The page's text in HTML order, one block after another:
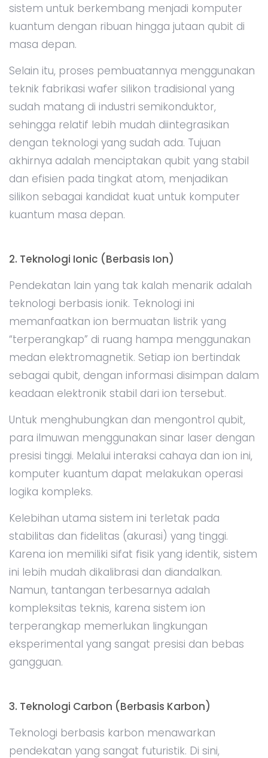
sistem untuk berkembang menjadi komputer
kuantum dengan ribuan hingga jutaan qubit di
masa depan.
Selain itu, proses pembuatannya menggunakan
teknik fabrikasi wafer silikon tradisional yang
sudah matang di industri semikonduktor,
sehingga relatif lebih mudah diintegrasikan
dengan teknologi yang sudah ada. Tujuan
akhirnya adalah menciptakan qubit yang stabil
dan efisien pada tingkat atom, menjadikan
silikon sebagai kandidat kuat untuk komputer
kuantum masa depan.
2. Teknologi Ionic (Berbasis Ion)
Pendekatan lain yang tak kalah menarik adalah
teknologi berbasis ionik. Teknologi ini
memanfaatkan ion bermuatan listrik yang
“terperangkap” di ruang hampa menggunakan
medan elektromagnetik. Setiap ion bertindak
sebagai qubit, dengan informasi disimpan dalam
keadaan elektronik stabil dari ion tersebut.
Untuk menghubungkan dan mengontrol qubit,
para ilmuwan menggunakan sinar laser dengan
presisi tinggi. Melalui interaksi cahaya dan ion ini,
komputer kuantum dapat melakukan operasi
logika kompleks.
Kelebihan utama sistem ini terletak pada
stabilitas dan fidelitas (akurasi) yang tinggi.
Karena ion memiliki sifat fisik yang identik, sistem
ini lebih mudah dikalibrasi dan diandalkan.
Namun, tantangan terbesarnya adalah
kompleksitas teknis, karena sistem ion
terperangkap memerlukan lingkungan
eksperimental yang sangat presisi dan bebas
gangguan.
3. Teknologi Carbon (Berbasis Karbon)
Teknologi berbasis karbon menawarkan
pendekatan yang sangat futuristik. Di sini,